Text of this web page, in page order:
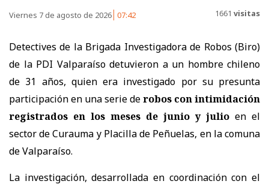
Viernes 7 de agosto de 2026 07:42 1661 visitas
Detectives de la Brigada Investigadora de Robos (Biro)
de la PDI Valparaíso detuvieron a un hombre chileno
de 31 años, quien era investigado por su presunta
participación en una serie derobos con intimidación
registrados en los meses de junio y julio en el
sector de Curauma y Placilla de Peñuelas, en la comuna
de Valparaíso.
La investigación, desarrollada en coordinación con el